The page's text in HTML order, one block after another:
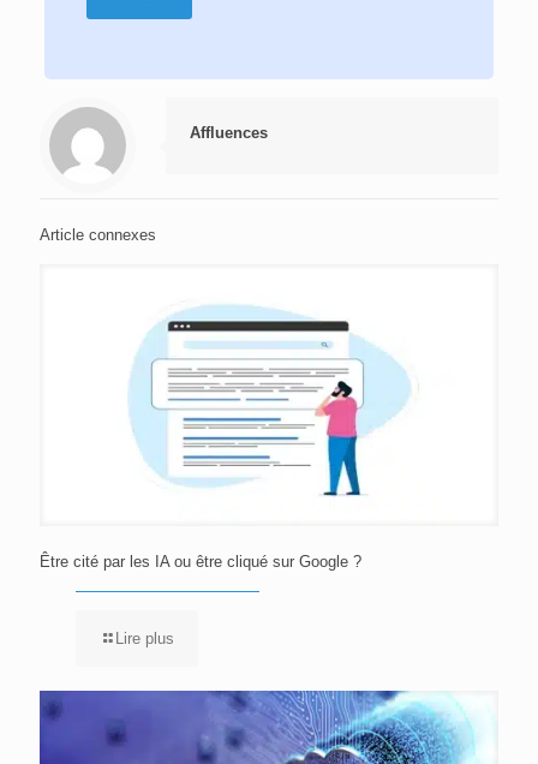
Affluences
Article connexes
Être cité par les IA ou être cliqué sur Google ?
Lire plus